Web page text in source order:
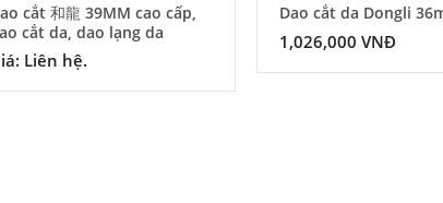
cắt 和龍 39MM cao cấp,
cắt da, dao lạng da
Liên hệ.
Dao cắt da Dongli
1,026,000 VNĐ